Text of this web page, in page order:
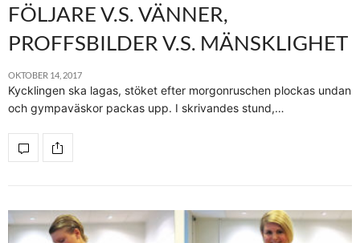
FÖLJARE V.S. VÄNNER,
PROFFSBILDER V.S. MÄNSKLIGHET
OKTOBER 14, 2017
Kycklingen ska lagas, stöket efter morgonruschen plockas undan
och gympaväskor packas upp. I skrivandes stund,…